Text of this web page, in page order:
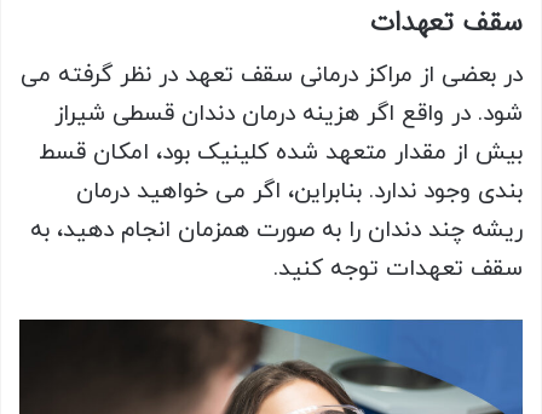
سقف تعهدات
در بعضی از مراکز درمانی سقف تعهد در نظر گرفته می
شود. در واقع اگر هزینه درمان دندان قسطی شیراز
بیش از مقدار متعهد شده کلینیک بود، امکان قسط
بندی وجود ندارد. بنابراین، اگر می خواهید درمان
ریشه چند دندان را به صورت همزمان انجام دهید، به
سقف تعهدات توجه کنید.